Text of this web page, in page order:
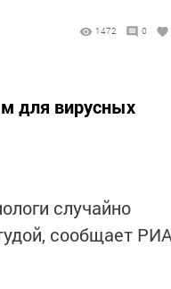
1472 0
для вирусных
случайно
сообщает